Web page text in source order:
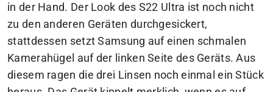
in der Hand. Der Look des S22 Ultra ist noch nicht
zu den anderen Geräten durchgesickert,
stattdessen setzt Samsung auf einen schmalen
Kamerahügel auf der linken Seite des Geräts. Aus
diesem ragen die drei Linsen noch einmal ein Stück